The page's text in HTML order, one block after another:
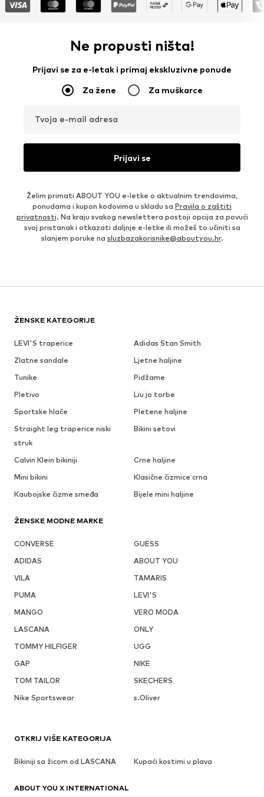
Ne propusti ništa!
Prijavi se za e-letak i primaj ekskluzivne ponude
Za žene Za muškarce
Tvoja e-mail adresa
Prijavi se
Želim primati ABOUT YOU e-letke o aktualnim trendovima,
ponudama i kupon kodovima u skladu sa Pravila o zaštiti
privatnosti. Na kraju svakog newslettera postoji opcija za povući
svoj pristanak i otkazati daljnje e-letke ili možeš to učiniti sa
slanjem poruke na sluzbazakorisnike@aboutyou.hr.
ŽENSKE KATEGORIJE
LEVI'S traperice
Adidas Stan Smith
Zlatne sandale
Ljetne haljine
Tunike
Pidžame
Pletivo
Liu jo torbe
Sportske hlače
Pletene haljine
Straight leg traperice niski
struk
Bikini setovi
Calvin Klein bikiniji
Crne haljine
Mini bikini
Klasične čizmice crna
Kaubojske čizme smeđa
Bijele mini haljine
ŽENSKE MODNE MARKE
CONVERSE
GUESS
ADIDAS
ABOUT YOU
VILA
TAMARIS
PUMA
LEVI'S
MANGO
VERO MODA
LASCANA
ONLY
TOMMY HILFIGER
UGG
GAP
NIKE
TOM TAILOR
SKECHERS
Nike Sportswear
s.Oliver
OTKRIJ VIŠE KATEGORIJA
Bikiniji sa žicom od LASCANA Kupaći kostimi u plava
ABOUT YOU X INTERNATIONAL